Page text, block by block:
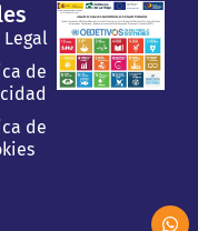
Legal
de
de